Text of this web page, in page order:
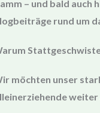
– und bald auch
rund um
möchten unser
weiter